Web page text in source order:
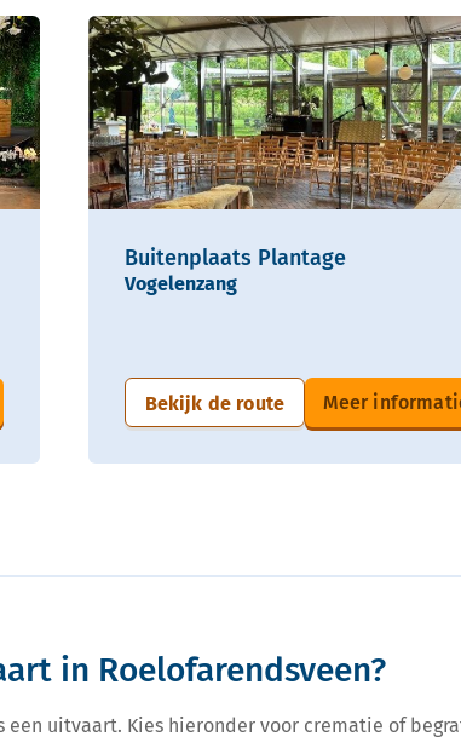
Buitenplaats Plantage
Vogelenzang
Bekijk de route Meer
in Roelofarendsveen?
een uitvaart. Kies hieronder voor crematie of